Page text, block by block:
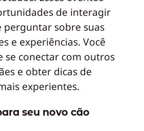
de interagir
perguntar sobre suas
e experiências. Você
se conectar com outros
e obter dicas de
experientes.
seu novo cão